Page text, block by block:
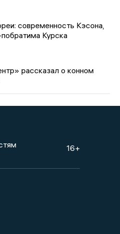
современность Кэсона,
Курска
рассказал о конном
16+